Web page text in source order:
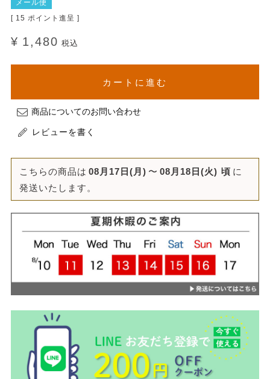
メール便
[ 15 ポイント進呈 ]
¥ 1,480 税込
カートに進む
商品についてのお問い合わせ
レビューを書く
こちらの商品は 08月17日(月) 〜 08月18日(火) 頃 に
発送いたします。